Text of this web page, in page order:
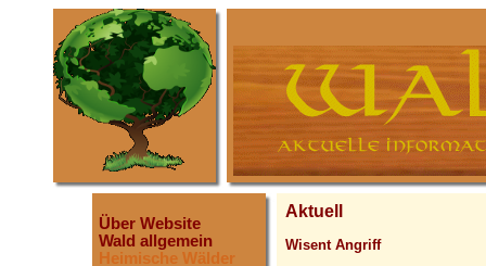
Über Website
Wald allgemein
Heimische Wälder
Aktuell
Wisent Angriff